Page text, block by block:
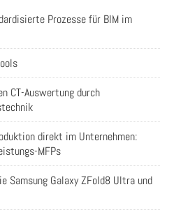
Prozesse für BIM im
CT-Auswertung durch
direkt im Unternehmen:
MFPs
Samsung Galaxy ZFold8 Ultra und